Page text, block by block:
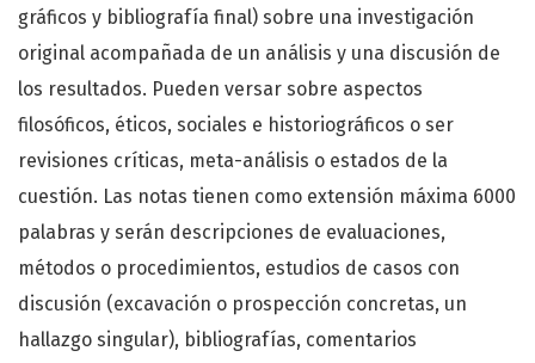
gráficos y bibliografía final) sobre una investigación
original acompañada de un análisis y una discusión de
los resultados. Pueden versar sobre aspectos
filosóficos, éticos, sociales e historiográficos o ser
revisiones críticas, meta-análisis o estados de la
cuestión. Las notas tienen como extensión máxima 6000
palabras y serán descripciones de evaluaciones,
métodos o procedimientos, estudios de casos con
discusión (excavación o prospección concretas, un
hallazgo singular), bibliografías, comentarios